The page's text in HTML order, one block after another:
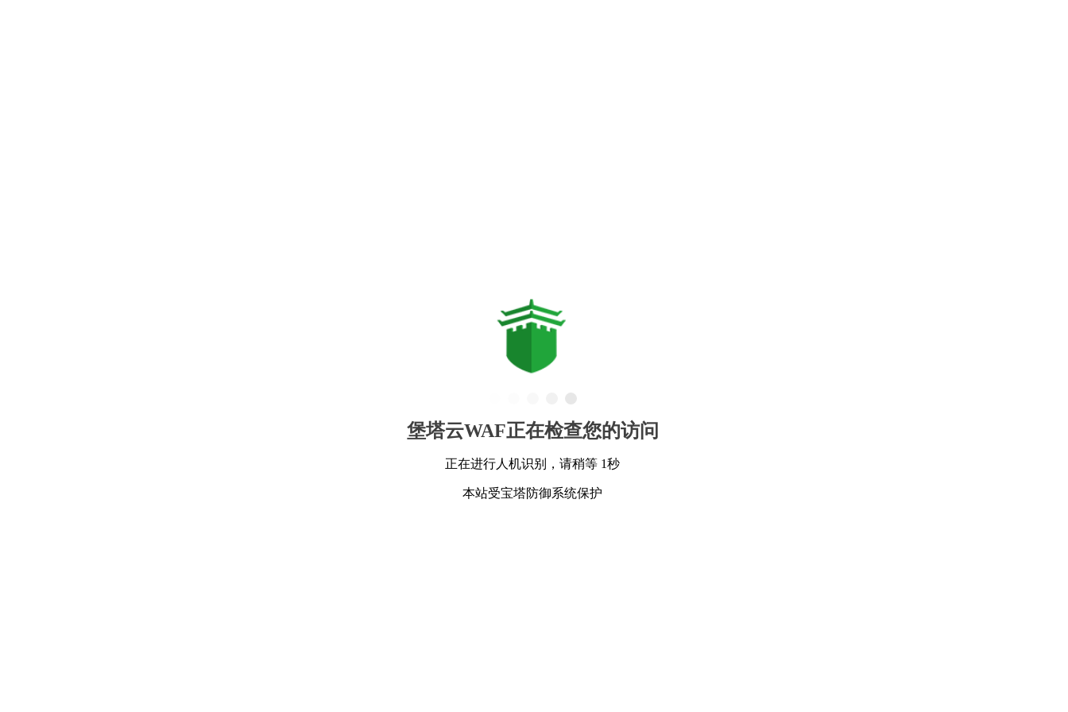
堡塔云WAF正在检查您的访问
正在进行人机识别，请稍等 1秒
本站受宝塔防御系统保护